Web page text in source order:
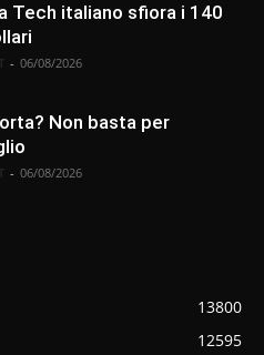
Tech italiano sfiora i 140
- 06/08/2026
Non basta per
- 06/08/2026
13800
12595